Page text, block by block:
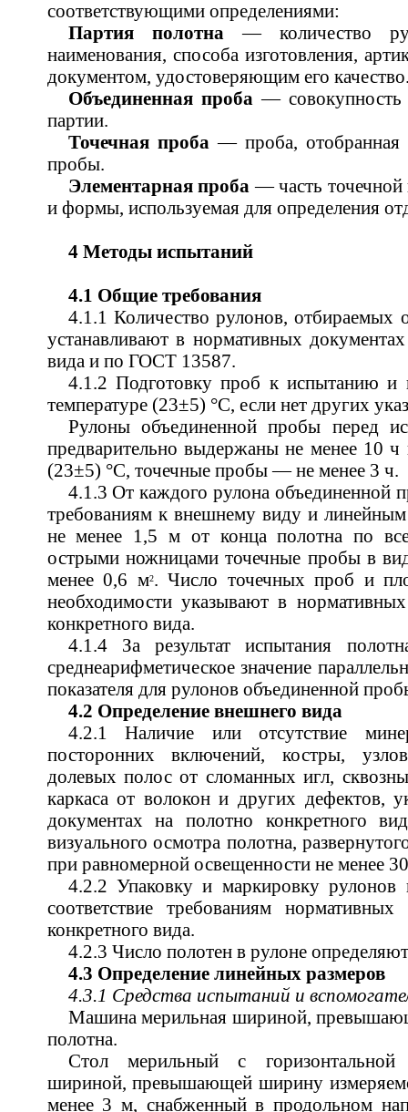
соответствующими определениями:
Партия полотна — количество
наименования, способа изготовления,
документом, удостоверяющим его
Объединенная проба — совокупность
партии.
Точечная проба — проба, отобранная
пробы.
Элементарная проба — часть точечной
и формы, используемая для определения
4 Методы испытаний
4.1 Общие требования
4.1.1 Количество рулонов, отбираемых
устанавливают в нормативных
вида и по ГОСТ 13587.
4.1.2 Подготовку проб к испытанию и
температуре (23±5) °С, если нет других
Рулоны объединенной пробы перед
предварительно выдержаны не менее 10 ч
(23±5) °С, точечные пробы — не менее 3 ч.
4.1.3 От каждого рулона объединенной
требованиям к внешнему виду и линейным
не менее 1,5 м от конца полотна по
острыми ножницами точечные пробы в
менее 0,6 м2. Число точечных проб и
необходимости указывают в
конкретного вида.
4.1.4 За результат испытания
среднеарифметическое значение
показателя для рулонов объединенной
4.2 Определение внешнего вида
4.2.1 Наличие или отсутствие
посторонних включений, костры,
долевых полос от сломанных игл,
каркаса от волокон и других дефектов,
документах на полотно конкретного
визуального осмотра полотна,
при равномерной освещенности не менее
4.2.2 Упаковку и маркировку рулонов
соответствие требованиям
конкретного вида.
4.2.3 Число полотен в рулоне
4.3 Определение линейных размеров
4.3.1 Средства испытаний и
Машина мерильная шириной,
полотна.
Стол мерильный с горизонтальной
шириной, превышающей ширину
менее 3 м, снабженный в продольном